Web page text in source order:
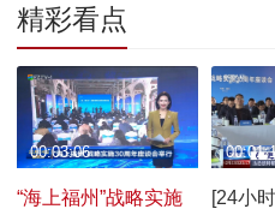
精彩看点
“海上福州”战略实施
00:03:06
[24小